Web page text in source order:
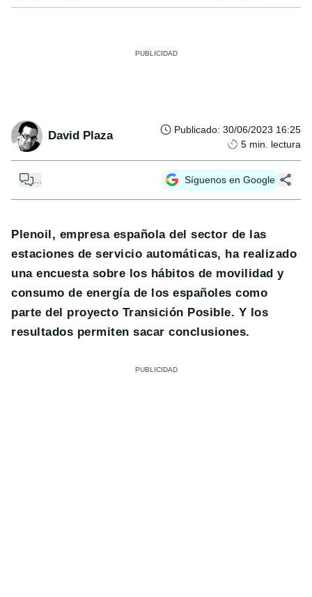
David Plaza Publicado: 30/06/2023 16:25
5 min. lectura
Síguenos en Google
Plenoil, empresa española del sector de las
estaciones de servicio automáticas, ha realizado
una encuesta sobre los hábitos de movilidad y
consumo de energía de los españoles como
parte del proyecto Transición Posible. Y los
resultados permiten sacar conclusiones.